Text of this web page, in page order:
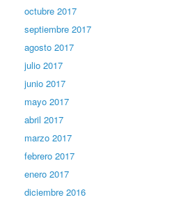
octubre 2017
septiembre 2017
agosto 2017
julio 2017
junio 2017
mayo 2017
abril 2017
marzo 2017
febrero 2017
enero 2017
diciembre 2016